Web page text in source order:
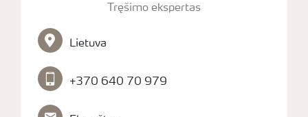
Tręšimo ekspertas
Lietuva
+370 640 70 979